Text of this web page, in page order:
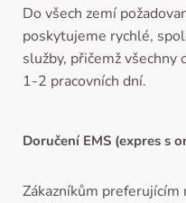
Do všech zemí
poskytujeme rychlé,
služby, přičemž všechny
1-2 pracovních dní.
Doručení EMS (expres s
Zákazníkům